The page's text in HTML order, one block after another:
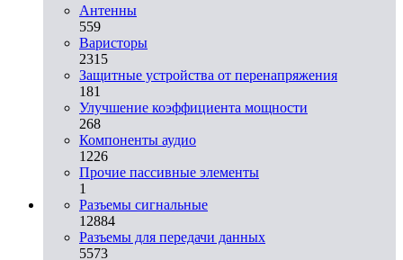
Антенны
559
Варисторы
2315
Защитные устройства от перенапряжения
181
Улучшение коэффициента мощности
268
Компоненты аудио
1226
Прочие пассивные элементы
1
Разъeмы сигнальные
12884
Разъeмы для передачи данных
5573